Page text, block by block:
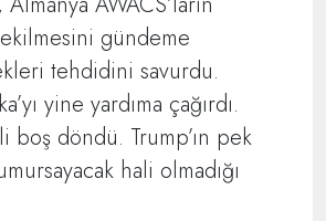
gündeme
tehdidini savurdu.
yine yardıma çağırdı.
boş döndü. Trump’ın pek
hali olmadığı